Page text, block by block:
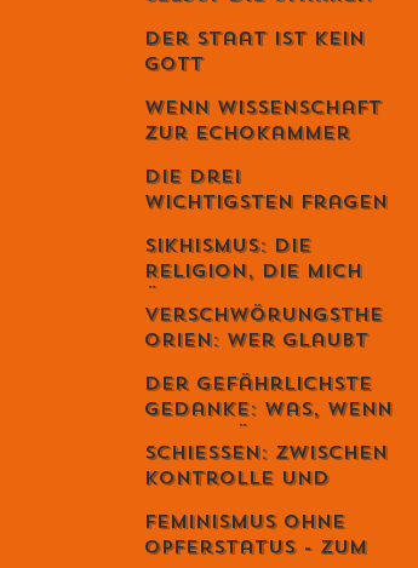
Gespräch mit
Unternehmer Lukas
Jampen
Der Staat ist kein
Gott
Wenn Wissenschaft
zur Echokammer
Die drei
wichtigsten Fragen
Sikhismus: Die
Religion, die mich
und die sich
erstaunlich
schweizerisch
anfühlt
Verschwörungsthe
orien: Wer glaubt
und warum du dich
dabei
wahrscheinlich
irrst
Der gefährlichste
Gedanke: Was, wenn
Der Schweizer Tom
Clancy im Gespräch
Schiessen: Zwischen
Kontrolle und
es wie Meditation
wirkt
Feminismus ohne
Opferstatus - Zum